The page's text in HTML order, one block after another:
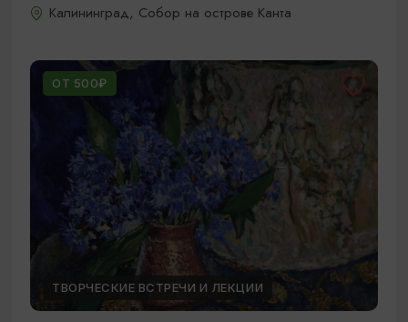
Калининград, Собор на острове Канта
ОТ 500₽
ТВОРЧЕСКИЕ ВСТРЕЧИ И ЛЕКЦИИ